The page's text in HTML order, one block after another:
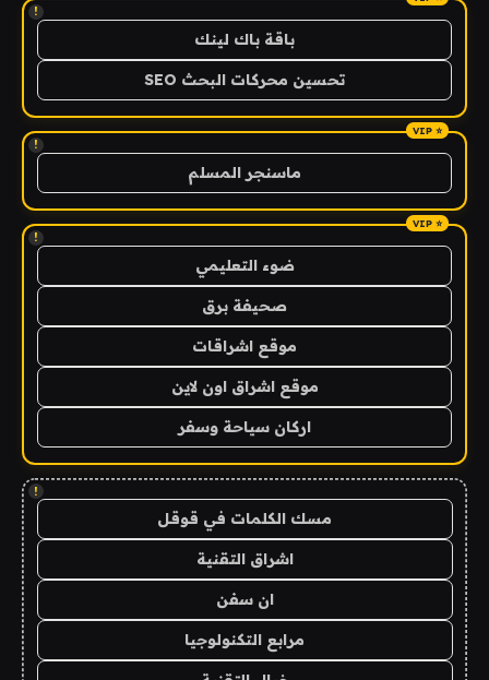
!
باقة باك لينك
تحسين محركات البحث SEO
!
ماسنجر المسلم
!
ضوء التعليمي
صحيفة برق
موقع اشراقات
موقع اشراق اون لاين
اركان سياحة وسفر
!
مسك الكلمات في قوقل
اشراق التقنية
ان سفن
مرابع التكنولوجيا